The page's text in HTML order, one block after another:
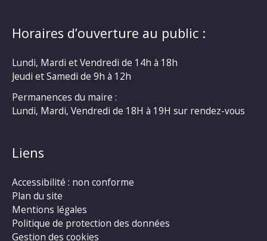
Horaires d’ouverture au public :
Lundi, Mardi et Vendredi de 14h à 18h
Jeudi et Samedi de 9h à 12h
Permanences du maire :
Lundi, Mardi, Vendredi de 18H à 19H sur rendez-vous
Liens
Accessibilité : non conforme
Plan du site
Mentions légales
Politique de protection des données
Gestion des cookies